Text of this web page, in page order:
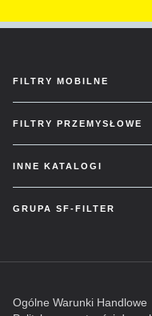
FILTRY MOBILNE
FILTRY PRZEMYSŁOWE
INNE KATALOGI
GRUPA SF-FILTER
Ogólne Warunki Handlowe